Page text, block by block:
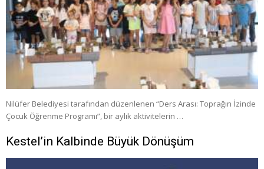
Nilüfer Belediyesi tarafından düzenlenen “Ders Arası: Toprağın İzinde
Çocuk Öğrenme Programı”, bir aylık aktivitelerin …
Kestel’in Kalbinde Büyük Dönüşüm